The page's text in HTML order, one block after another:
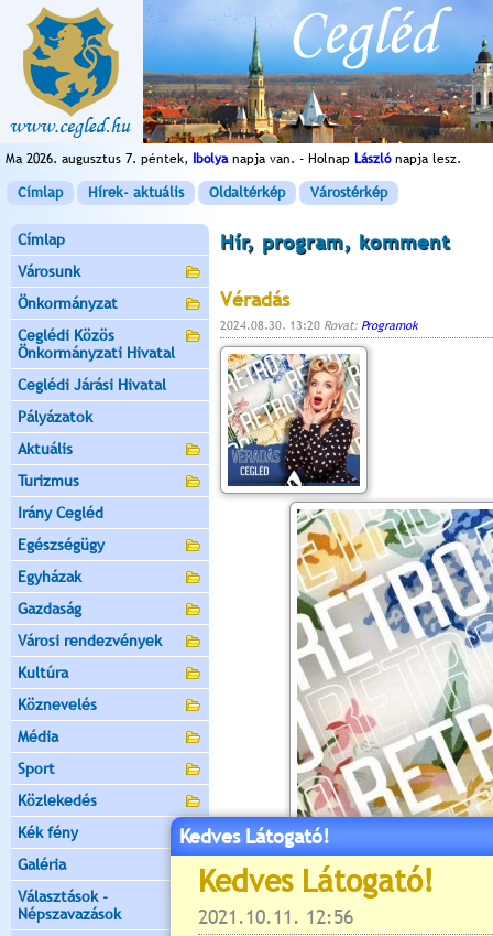
Ma 2026. augusztus 7. péntek, Ibolyanapja van. - Holnap Lászlónapja lesz.
Címlap Hírek- aktuális Oldaltérkép Várostérkép
Címlap
Városunk
Önkormányzat
Ceglédi Közös
Önkormányzati Hivatal
Ceglédi Járási Hivatal
Pályázatok
Aktuális
Turizmus
Irány Cegléd
Egészségügy
Egyházak
Gazdaság
Városi rendezvények
Kultúra
Köznevelés
Média
Sport
Közlekedés
Kék fény
Galéria
Választások -
Népszavazások
Hír, program, komment
Véradás
2024.08.30. 13:20 Rovat: Programok
Kedves Látogató!